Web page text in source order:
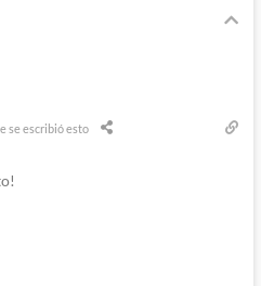
se escribió esto